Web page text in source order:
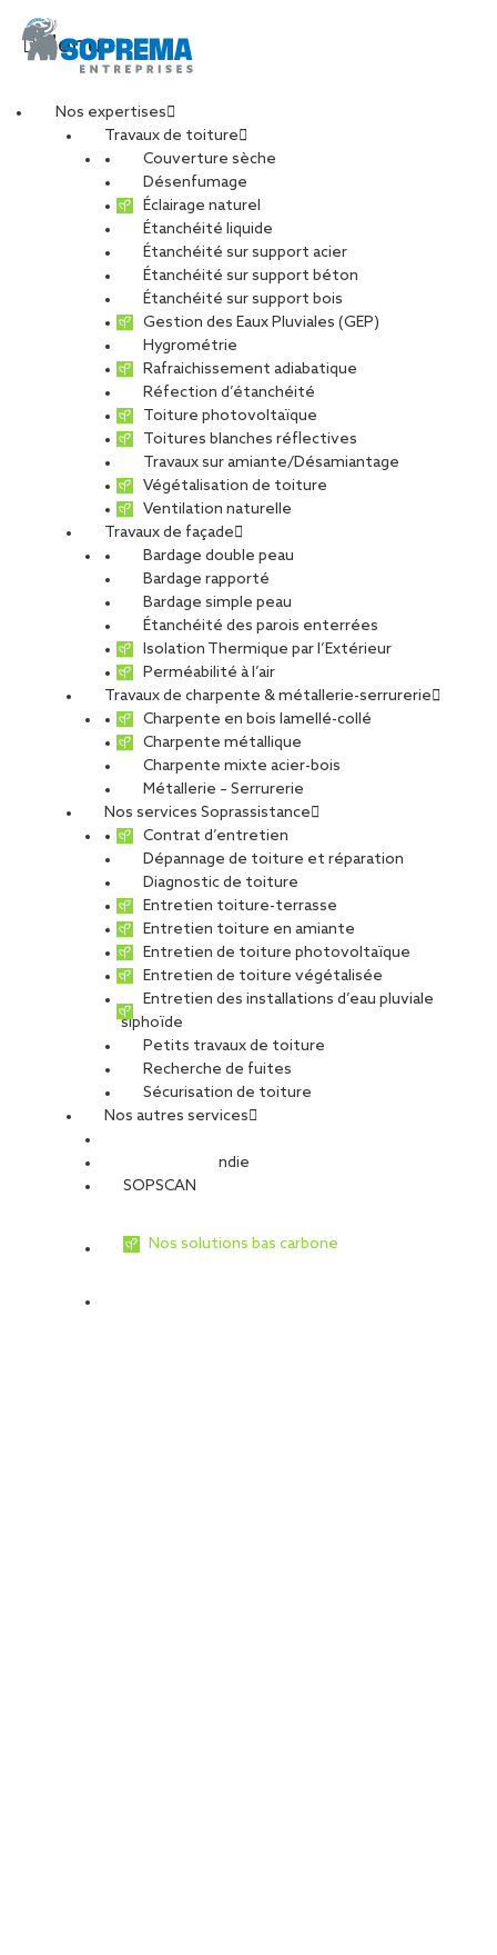
Menu
Nos expertises
Travaux de toiture
Couverture sèche
Désenfumage
Éclairage naturel
Étanchéité liquide
Étanchéité sur support acier
Étanchéité sur support béton
Étanchéité sur support bois
Gestion des Eaux Pluviales (GEP)
Hygrométrie
Rafraichissement adiabatique
Réfection d’étanchéité
Toiture photovoltaïque
Toitures blanches réflectives
Travaux sur amiante/Désamiantage
Végétalisation de toiture
Ventilation naturelle
Travaux de façade
Bardage double peau
Bardage rapporté
Bardage simple peau
Étanchéité des parois enterrées
Isolation Thermique par l’Extérieur
Perméabilité à l’air
Travaux de charpente & métallerie-serrurerie
Charpente en bois lamellé-collé
Charpente métallique
Charpente mixte acier-bois
Métallerie – Serrurerie
Nos services Soprassistance
Contrat d’entretien
Dépannage de toiture et réparation
Diagnostic de toiture
Entretien toiture-terrasse
Entretien toiture en amiante
Entretien de toiture photovoltaïque
Entretien de toiture végétalisée
Entretien des installations d’eau pluviale
siphoïde
Petits travaux de toiture
Recherche de fuites
Sécurisation de toiture
Nos autres services
Sécurité Incendie
SOPSCAN
Nos solutions bas carbone
maison-reussite-
studio-vu
PARTAGER
13 octobre 2017